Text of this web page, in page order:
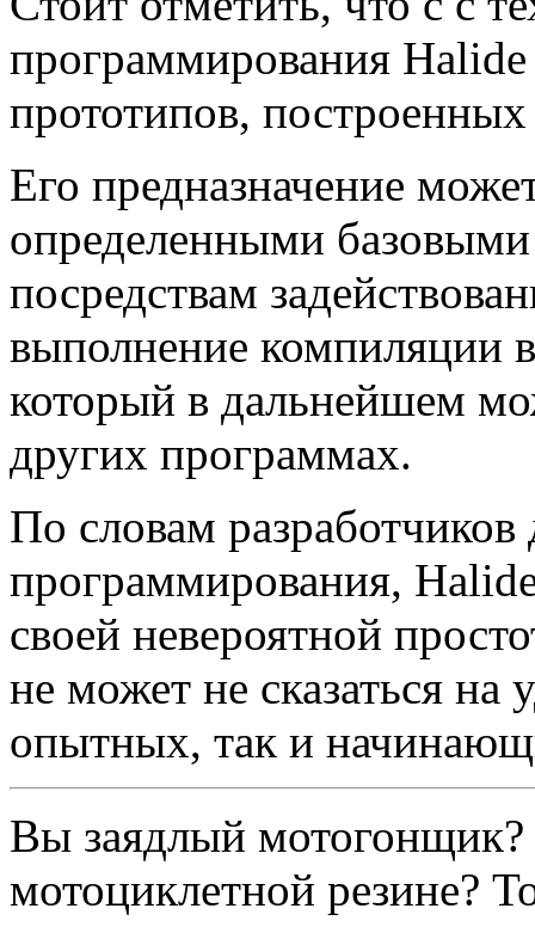
программирования Halide
прототипов,
Его предназначение
определенными
посредствам
выполнение компиляции
который в дальнейшем
других программах.
По словам разработчиков
программирования,
своей невероятной
не может не сказаться
опытных, так и
Вы заядлый
мотоциклетной резине?